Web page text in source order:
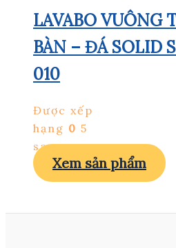
LAVABO VUÔNG
BÀN – ĐÁ SOLID
010
Được xếp
hạng 0 5
sao
Xem sản phẩm